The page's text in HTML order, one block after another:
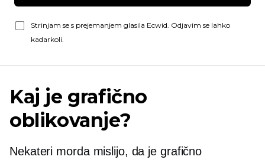
Strinjam se s prejemanjem glasila Ecwid. Odjavim se lahko
kadarkoli.
Kaj je grafično
oblikovanje?
Nekateri morda mislijo, da je grafično